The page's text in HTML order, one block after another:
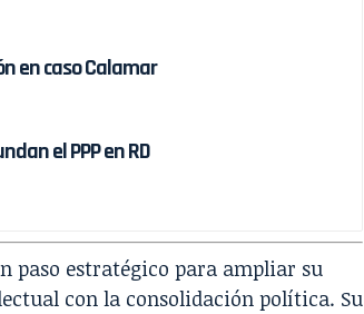
en caso Calamar
el PPP en RD
paso estratégico para ampliar su
con la consolidación política. Su